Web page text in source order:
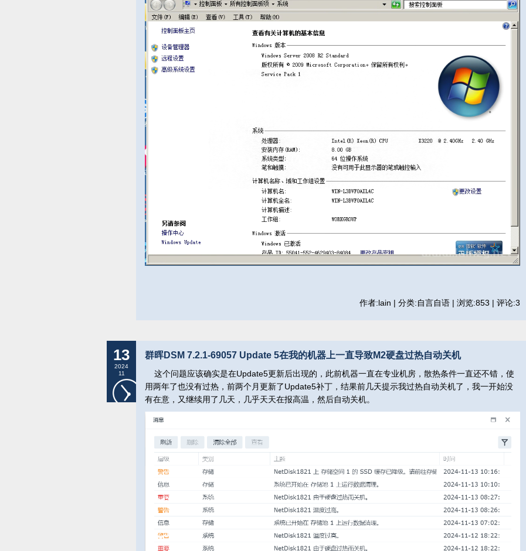
作者:lain | 分类:自言自语 | 浏览:853 | 评论:3
13
2024
11
群晖DSM 7.2.1-69057 Update 5在我的机器上一直导致M2硬盘过热自动关机
这个问题应该确实是在Update5更新后出现的，此前机器一直在专业机房，散热条件一直还不错，使
用两年了也没有过热，前两个月更新了Update5补丁，结果前几天提示我过热自动关机了，我一开始没
有在意，又继续用了几天，几乎天天在报高温，然后自动关机。